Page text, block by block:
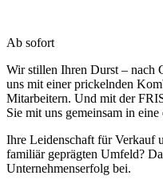
Ab sofort
Wir stillen Ihren Durst – nach
uns mit einer prickelnden
Mitarbeitern. Und mit der
Sie mit uns gemeinsam in
Ihre Leidenschaft für Verkauf
familiär geprägten Umfeld?
Unternehmenserfolg bei.